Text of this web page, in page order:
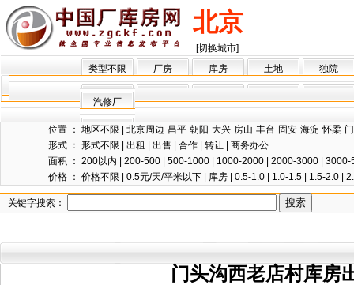
北京
[切换城市]
类型不限
厂房 库房 土地 独院
汽修厂
位置 ： 地区不限 北京周边 昌平 朝阳 大兴 房山 丰台 固安 海淀 怀柔
形式 ： 形式不限 出租 出售 合作 转让
商务办公
面积 ： 200以内 200-500 500-1000 1000-2000 2000-3000
3000-
价格 ： 价格不限 0.5元/天/平米以下 库房 0.5-1.0 1.0-1.5 1.5-2.0
关键字搜索：
门头沟西老店村库房